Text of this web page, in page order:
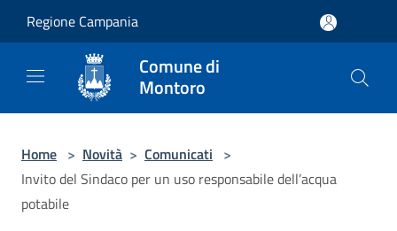
Regione Campania
Comune di
Montoro
Home > Novità > Comunicati >
Invito del Sindaco per un uso responsabile dell’acqua
potabile